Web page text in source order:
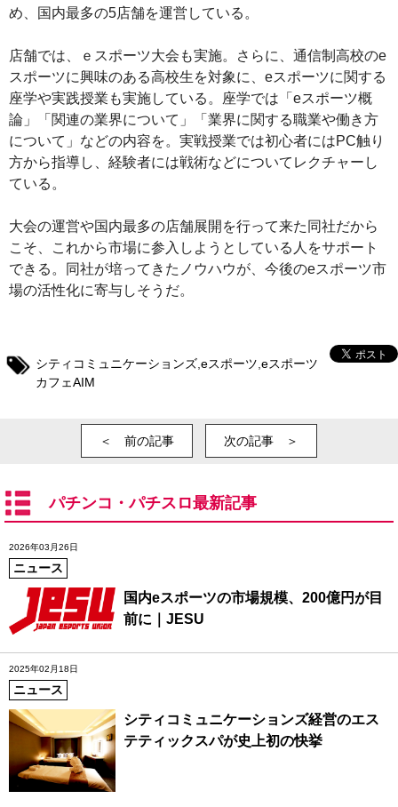
め、国内最多の5店舗を運営している。
店舗では、ｅスポーツ大会も実施。さらに、通信制高校のe
スポーツに興味のある高校生を対象に、eスポーツに関する
座学や実践授業も実施している。座学では「eスポーツ概
論」「関連の業界について」「業界に関する職業や働き方
について」などの内容を。実戦授業では初心者にはPC触り
方から指導し、経験者には戦術などについてレクチャーし
ている。
大会の運営や国内最多の店舗展開を行って来た同社だから
こそ、これから市場に参入しようとしている人をサポート
できる。同社が培ってきたノウハウが、今後のeスポーツ市
場の活性化に寄与しそうだ。
シティコミュニケーションズ eスポーツ eスポーツ
カフェAIM
＜ 前の記事 次の記事 ＞
パチンコ・パチスロ最新記事
2026年03月26日
ニュース
国内eスポーツの市場規模、200億円が目
前に｜JESU
2025年02月18日
ニュース
シティコミュニケーションズ経営のエス
テティックスパが史上初の快挙